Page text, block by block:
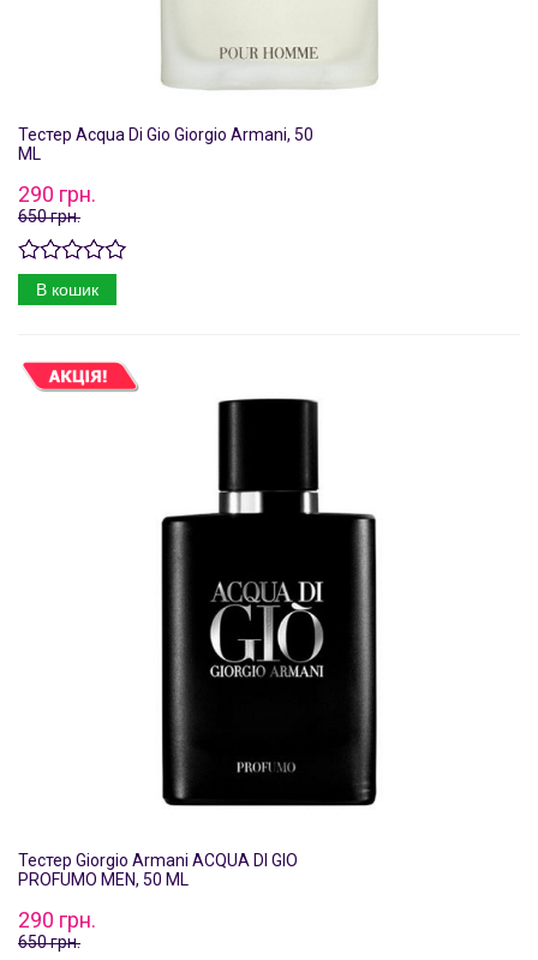
Тестер Acqua Di Gio Giorgio Armani, 50
ML
290 грн.
650 грн.
В кошик
Тестер Giorgio Armani ACQUA DI GIO
PROFUMO MEN, 50 ML
290 грн.
650 грн.